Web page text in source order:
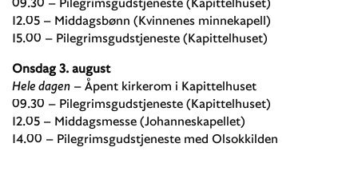
12.05 – Middagsbønn (Kvinnenes minnekapell)
15.00 – Pilegrimsgudstjeneste (Kapittelhuset)
Onsdag 3. august
Hele dagen – Åpent kirkerom i Kapittelhuset
09.30 – Pilegrimsgudstjeneste (Kapittelhuset)
12.05 – Middagsmesse (Johanneskapellet)
14.00 – Pilegrimsgudstjeneste med Olsokkilden